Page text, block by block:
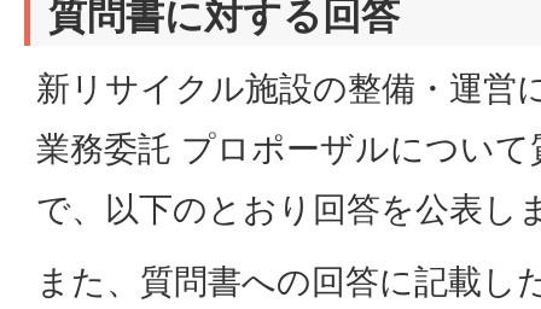
質問書に対する回答
新リサイクル施設の整備・運営
業務委託 プロポーザルについ
で、以下のとおり回答を公表し
また、質問書への回答に記載し